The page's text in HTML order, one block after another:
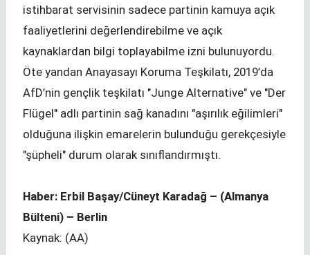
istihbarat servisinin sadece partinin kamuya açık
faaliyetlerini değerlendirebilme ve açık
kaynaklardan bilgi toplayabilme izni bulunuyordu.
Öte yandan Anayasayı Koruma Teşkilatı, 2019’da
AfD’nin gençlik teşkilatı "Junge Alternative" ve "Der
Flügel" adlı partinin sağ kanadını "aşırılık eğilimleri"
olduğuna ilişkin emarelerin bulunduğu gerekçesiyle
"şüpheli" durum olarak sınıflandırmıştı.
Haber: Erbil Başay/Cüneyt Karadağ – (Almanya
Bülteni) – Berlin
Kaynak: (AA)